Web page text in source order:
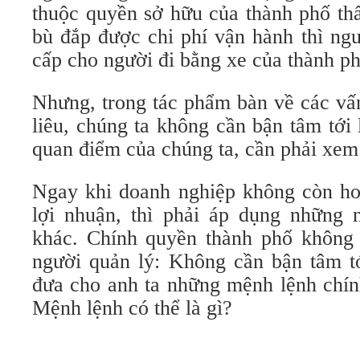
thuộc quyền sở hữu của thành phố
bù đắp được chi phí vận hành thì
cấp cho người đi bằng xe của thành
Nhưng, trong tác phẩm bàn về các
liêu, chúng ta không cần bận tâm
quan điểm của chúng ta, cần phải
Ngay khi doanh nghiệp không còn
lợi nhuận, thì phải áp dụng những
khác. Chính quyền thành phố
người quản lý: Không cần bận tâm
đưa cho anh ta những mệnh lệnh
Mệnh lệnh có thể là gì?